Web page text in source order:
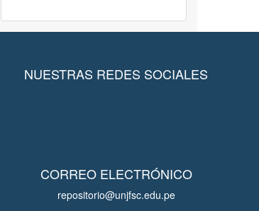
NUESTRAS REDES SOCIALES
CORREO ELECTRÓNICO
repositorio@unjfsc.edu.pe